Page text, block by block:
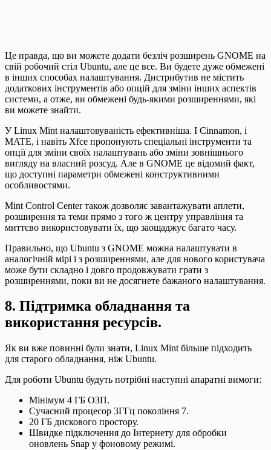
Це правда, що ви можете додати безліч розширень GNOME на
свій робочий стіл Ubuntu, але це все. Ви будете дуже обмежені
в інших способах налаштування. Дистрибутив не містить
додаткових інструментів або опцій для зміни інших аспектів
системи, а отже, ви обмежені будь-якими розширеннями, які
ви можете знайти.
У Linux Mint налаштовуваність ефективніша. І Cinnamon, і
MATE, і навіть Xfce пропонують спеціальні інструменти та
опції для зміни своїх налаштувань або зміни зовнішнього
вигляду на власний розсуд. Але в GNOME це відомий факт,
що доступні параметри обмежені конструктивними
особливостями.
Mint Control Center також дозволяє завантажувати аплети,
розширення та теми прямо з того ж центру управління та
миттєво використовувати їх, що заощаджує багато часу.
Правильно, що Ubuntu з GNOME можна налаштувати в
аналогічній мірі і з розширеннями, але для нового користувача
може бути складно і довго продовжувати грати з
розширеннями, поки ви не досягнете бажаного налаштування.
8. Підтримка обладнання та
використання ресурсів.
Як ви вже повинні були знати, Linux Mint більше підходить
для старого обладнання, ніж Ubuntu.
Для роботи Ubuntu будуть потрібні наступні апаратні вимоги:
Мінімум 4 ГБ ОЗП.
Сучасний процесор 3ГГц покоління 7.
20 ГБ дискового простору.
Швидке підключення до Інтернету для обробки
оновлень Snap у фоновому режимі.